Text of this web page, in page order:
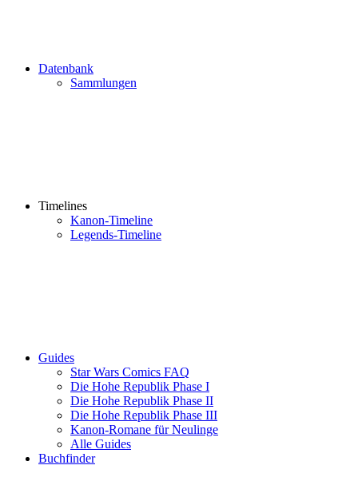
Datenbank
Sammlungen
Timelines
Kanon-Timeline
Legends-Timeline
Guides
Star Wars Comics FAQ
Die Hohe Republik Phase I
Die Hohe Republik Phase II
Die Hohe Republik Phase III
Kanon-Romane für Neulinge
Alle Guides
Buchfinder